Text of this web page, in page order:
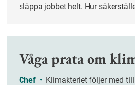
släppa jobbet helt. Hur
Våga prata om
Chef •